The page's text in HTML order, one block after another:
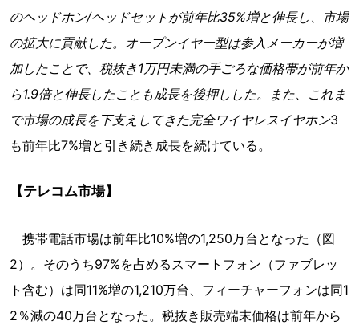
のヘッドホン/ヘッドセットが前年比35%増と伸長し、市場
の拡大に貢献した。オープンイヤー型は参入メーカーが増
加したことで、税抜き1万円未満の手ごろな価格帯が前年か
ら1.9倍と伸長したことも成長を後押しした。また、これま
で市場の成長を下支えしてきた完全ワイヤレスイヤホン3
も前年比7%増と引き続き成長を続けている。
【テレコム市場】
携帯電話市場は前年比10%増の1,250万台となった（図
2）。そのうち97%を占めるスマートフォン（ファブレッ
ト含む）は同11%増の1,210万台、フィーチャーフォンは同1
2％減の40万台となった。税抜き販売端末価格は前年から